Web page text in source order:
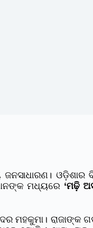
ଜନସାଧାରଣ।
ମଧ୍ୟରେ ‘ମଢ଼ି
ମହକୁମା।